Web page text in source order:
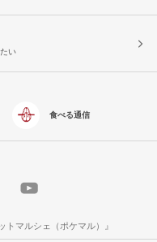
い
食べる通信
トマルシェ（ポケマル）』